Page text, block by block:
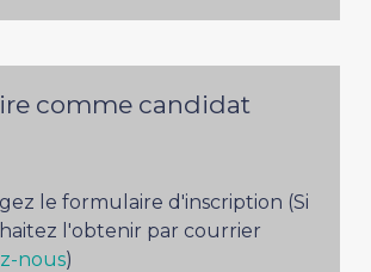
comme candidat
le formulaire d'inscription (Si
l'obtenir par courrier
nous)